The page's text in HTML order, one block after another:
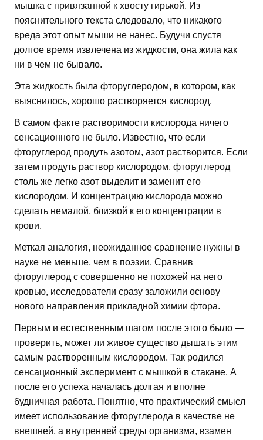
мышка с привязанной к хвосту гирькой. Из
пояснительного текста следовало, что никакого
вреда этот опыт мыши не нанес. Будучи спустя
долгое время извлечена из жидкости, она жила как
ни в чем не бывало.
Эта жидкость была фторуглеродом, в котором, как
выяснилось, хорошо растворяется кислород.
В самом факте растворимости кислорода ничего
сенсационного не было. Известно, что если
фторуглерод продуть азотом, азот растворится. Если
затем продуть раствор кислородом, фторуглерод
столь же легко азот выделит и заменит его
кислородом. И концентрацию кислорода можно
сделать немалой, близкой к его концентрации в
крови.
Меткая аналогия, неожиданное сравнение нужны в
науке не меньше, чем в поэзии. Сравнив
фторуглерод с совершенно не похожей на него
кровью, исследователи сразу заложили основу
нового направления прикладной химии фтора.
Первым и естественным шагом после этого было —
проверить, может ли живое существо дышать этим
самым растворенным кислородом. Так родился
сенсационный эксперимент с мышкой в стакане. А
после его успеха началась долгая и вполне
будничная работа. Понятно, что практический смысл
имеет использование фторуглерода в качестве не
внешней, а внутренней среды организма, взамен